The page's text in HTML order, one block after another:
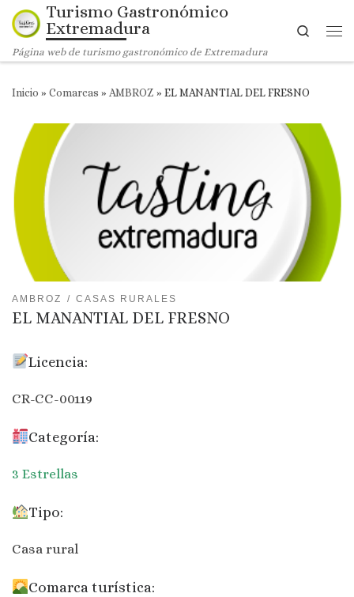
Saltar al contenido
Turismo Gastronómico
Extremadura
Página web de turismo gastronómico de Extremadura
Search
Inicio » Comarcas » AMBROZ » EL MANANTIAL DEL FRESNO
AMBROZ CASAS RURALES
EL MANANTIAL DEL FRESNO
Licencia:
CR-CC-00119
Categoría:
3 Estrellas
Tipo:
Casa rural
Comarca turística: